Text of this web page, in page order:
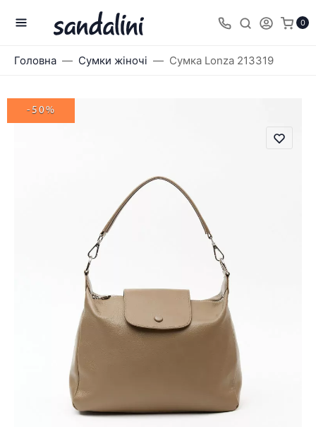
0
Головна Сумки жіночі Сумка Lonza 213319
-50%